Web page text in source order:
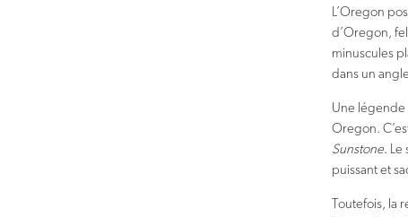
L’Oregon
d’Oregon,
minuscules
dans un
Une légende
Oregon.
Sunstone. Le
puissant et
Toutefois, la